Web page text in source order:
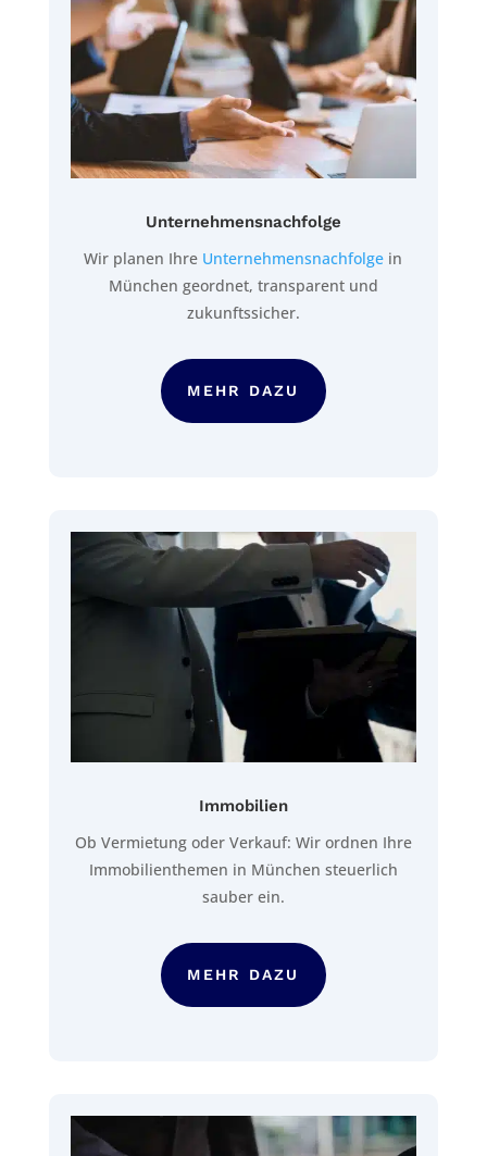
Unternehmensnachfolge
Wir planen Ihre Unternehmensnachfolge in
München geordnet, transparent und
zukunftssicher.
MEHR DAZU
Immobilien
Ob Vermietung oder Verkauf: Wir ordnen Ihre
Immobilienthemen in München steuerlich
sauber ein.
MEHR DAZU